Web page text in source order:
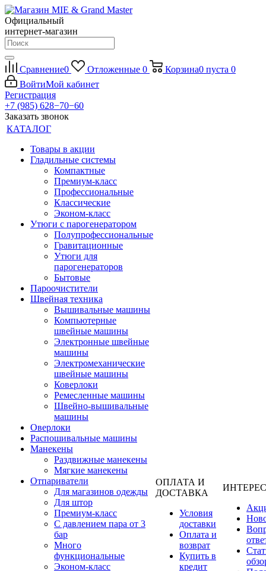
Официальный
интернет-магазин
Сравнение0 Отложенные 0 Корзина0 пуста 0
ВойтиМой кабинет
Регистрация
+7 (985) 628−70−60
Заказать звонок
КАТАЛОГ
Товары в акции
Гладильные системы
Компактные
Премиум-класс
Профессиональные
Классические
Эконом-класс
Утюги с парогенератором
Полупрофессиональные
Гравитационные
Утюги для
парогенераторов
Бытовые
Пароочистители
Швейная техника
Вышивальные машины
Компьютерные
швейные машины
Электронные швейные
машины
Электромеханические
швейные машины
Коверлоки
Ремесленные машины
Швейно-вышивальные
машины
Оверлоки
Распошивальные машины
Манекены
Раздвижные манекены
Мягкие манекены
Отпариватели
Для магазинов одежды
Для штор
Премиум-класс
С давлением пара от 3
бар
Много
функциональные
Эконом-класс
ОПЛАТА И
ДОСТАВКА
Условия
доставки
Оплата и
возврат
Купить в
кредит